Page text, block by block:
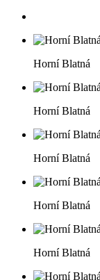
Horní Blatná
Horní Blatná
Horní Blatná
Horní Blatná
Horní Blatná